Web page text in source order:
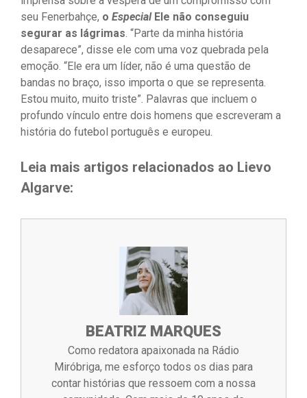
seu Fenerbahçe, o EspecialEle não conseguiu
segurar as lágrimas . “Parte da minha história
desaparece”, disse ele com uma voz quebrada pela
emoção. “Ele era um líder, não é uma questão de
bandas no braço, isso importa o que se representa.
Estou muito, muito triste”. Palavras que incluem o
profundo vínculo entre dois homens que escreveram a
história do futebol português e europeu.
Leia mais artigos relacionados ao Lievo
Algarve:
BEATRIZ MARQUES
Como redatora apaixonada na Rádio
Miróbriga, me esforço todos os dias para
contar histórias que ressoem com a nossa